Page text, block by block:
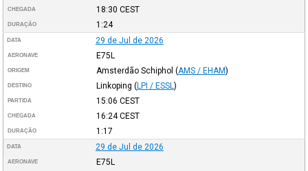
CHEGADA 18:30 CEST
DURAÇÃO 1:24
DATA 29 de Jul de 2026
AERONAVE E75L
ORIGEM Amsterdão Schiphol (AMS / EHAM)
DESTINO Linkoping (LPI / ESSL )
PARTIDA 15:06 CEST
CHEGADA 16:24CEST
DURAÇÃO 1:17
DATA 29 de Jul de 2026
AERONAVE E75L